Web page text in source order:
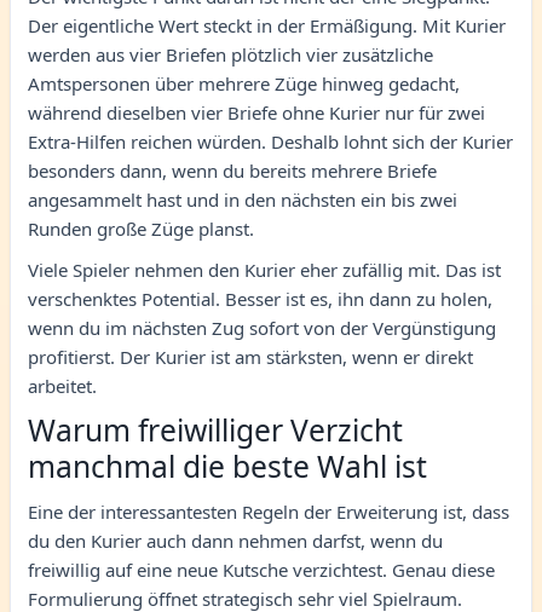
Der eigentliche Wert steckt in der Ermäßigung. Mit Kurier
werden aus vier Briefen plötzlich vier zusätzliche
Amtspersonen über mehrere Züge hinweg gedacht,
während dieselben vier Briefe ohne Kurier nur für zwei
Extra-Hilfen reichen würden. Deshalb lohnt sich der Kurier
besonders dann, wenn du bereits mehrere Briefe
angesammelt hast und in den nächsten ein bis zwei
Runden große Züge planst.
Viele Spieler nehmen den Kurier eher zufällig mit. Das ist
verschenktes Potential. Besser ist es, ihn dann zu holen,
wenn du im nächsten Zug sofort von der Vergünstigung
profitierst. Der Kurier ist am stärksten, wenn er direkt
arbeitet.
Warum freiwilliger Verzicht
manchmal die beste Wahl ist
Eine der interessantesten Regeln der Erweiterung ist, dass
du den Kurier auch dann nehmen darfst, wenn du
freiwillig auf eine neue Kutsche verzichtest. Genau diese
Formulierung öffnet strategisch sehr viel Spielraum.